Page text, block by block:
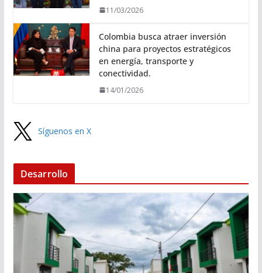
11/03/2026
Colombia busca atraer inversión
china para proyectos estratégicos
en energía, transporte y
conectividad.
14/01/2026
Síguenos en X
Desarrollo